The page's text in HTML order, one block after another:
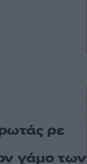
ρε
γάμο των